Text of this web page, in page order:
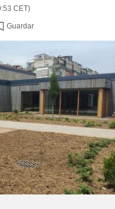
CET)
Guardar